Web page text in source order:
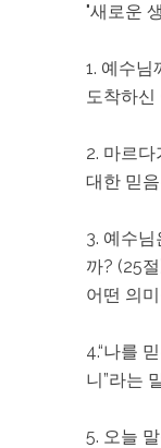
"새로운
1. 예수님
도착하신
2. 마르
대한 믿
3. 예수
까? (25
어떤 의
4.“나를
니”라는
5. 오늘